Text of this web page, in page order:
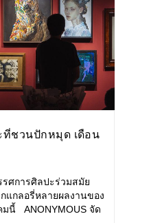
ที่ชวนปักหมุด เดือน
ศการศิลปะร่วมสมัย
แกลอรี่หลายผลงานของ
นี้ ANONYMOUS จัด